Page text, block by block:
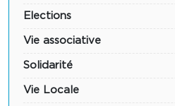
Elections
Vie associative
Solidarité
Vie Locale